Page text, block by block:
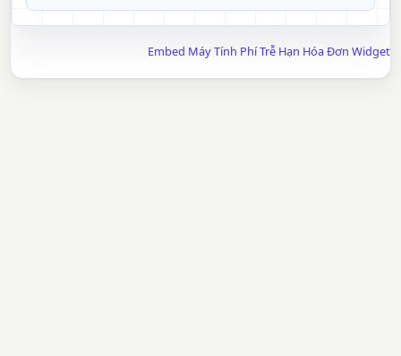
Embed Máy Tính Phí Trễ Hạn Hóa Đơn Widget